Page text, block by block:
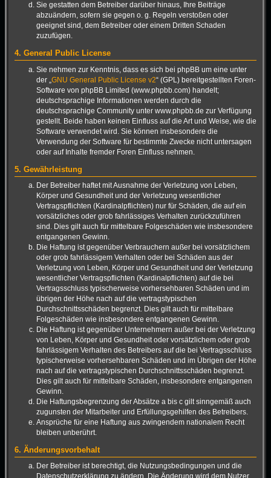
Sie gestatten dem Betreiber darüber hinaus, Ihre Beiträge
abzuändern, sofern sie gegen o. g. Regeln verstoßen oder
geeignet sind, dem Betreiber oder einem Dritten Schaden
zuzufügen.
4. General Public License
Sie nehmen zur Kenntnis, dass es sich bei phpBB um eine unter
der „ GNU General Public License v2“ (GPL) bereitgestellten Foren-
Software von phpBB Limited (www.phpbb.com) handelt;
deutschsprachige Informationen werden durch die
deutschsprachige Community unter www.phpbb.de zur Verfügung
gestellt. Beide haben keinen Einfluss auf die Art und Weise, wie die
Software verwendet wird. Sie können insbesondere die
Verwendung der Software für bestimmte Zwecke nicht untersagen
oder auf Inhalte fremder Foren Einfluss nehmen.
5. Gewährleistung
Der Betreiber haftet mit Ausnahme der Verletzung von Leben,
Körper und Gesundheit und der Verletzung wesentlicher
Vertragspflichten (Kardinalpflichten) nur für Schäden, die auf ein
vorsätzliches oder grob fahrlässiges Verhalten zurückzuführen
sind. Dies gilt auch für mittelbare Folgeschäden wie insbesondere
entgangenen Gewinn.
Die Haftung ist gegenüber Verbrauchern außer bei vorsätzlichem
oder grob fahrlässigem Verhalten oder bei Schäden aus der
Verletzung von Leben, Körper und Gesundheit und der Verletzung
wesentlicher Vertragspflichten (Kardinalpflichten) auf die bei
Vertragsschluss typischerweise vorhersehbaren Schäden und im
übrigen der Höhe nach auf die vertragstypischen
Durchschnittsschäden begrenzt. Dies gilt auch für mittelbare
Folgeschäden wie insbesondere entgangenen Gewinn.
Die Haftung ist gegenüber Unternehmern außer bei der Verletzung
von Leben, Körper und Gesundheit oder vorsätzlichem oder grob
fahrlässigem Verhalten des Betreibers auf die bei Vertragsschluss
typischerweise vorhersehbaren Schäden und im Übrigen der Höhe
nach auf die vertragstypischen Durchschnittsschäden begrenzt.
Dies gilt auch für mittelbare Schäden, insbesondere entgangenen
Gewinn.
Die Haftungsbegrenzung der Absätze a bis c gilt sinngemäß auch
zugunsten der Mitarbeiter und Erfüllungsgehilfen des Betreibers.
Ansprüche für eine Haftung aus zwingendem nationalem Recht
bleiben unberührt.
6. Änderungsvorbehalt
Der Betreiber ist berechtigt, die Nutzungsbedingungen und die
Datenschutzerklärung zu ändern. Die Änderung wird dem Nutzer